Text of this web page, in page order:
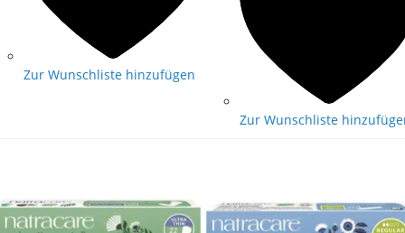
Zur Wunschliste hinzufügen
Zur Wunschliste